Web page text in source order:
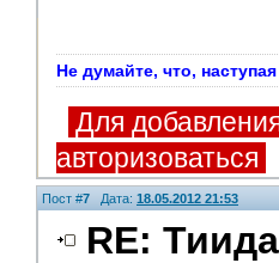
Не думайте, что,
Для
авторизоваться
Пост #7 Дата: 18.05.2012 21:53
RE: